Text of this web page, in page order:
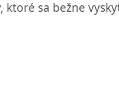
sa bežne